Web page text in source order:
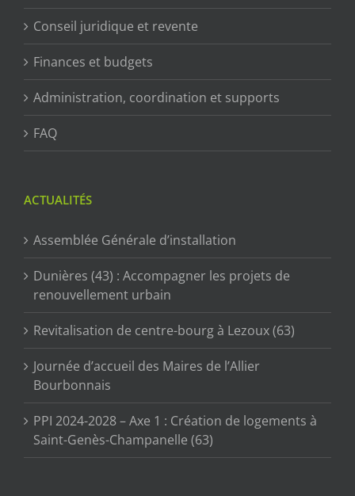
Conseil juridique et revente
Finances et budgets
Administration, coordination et supports
FAQ
ACTUALITÉS
Assemblée Générale d’installation
Dunières (43) : Accompagner les projets de
renouvellement urbain
Revitalisation de centre-bourg à Lezoux (63)
Journée d’accueil des Maires de l’Allier
Bourbonnais
PPI 2024-2028 – Axe 1 : Création de logements à
Saint-Genès-Champanelle (63)